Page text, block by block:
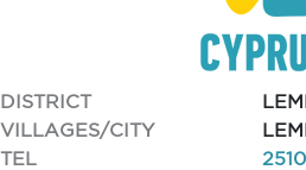
DISTRICT
VILLAGES/CITY
TEL